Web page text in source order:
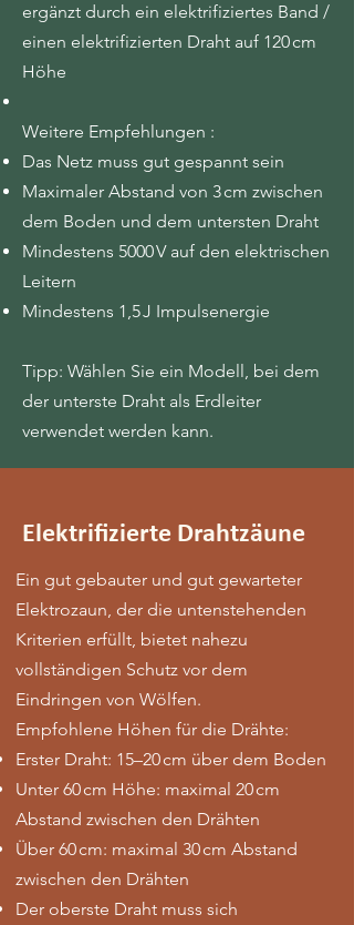
ergänzt durch ein elektrifiziertes Band /
einen elektrifizierten Draht auf 120 cm
Höhe
Weitere Empfehlungen :
Das Netz muss gut gespannt sein
Maximaler Abstand von 3 cm zwischen
dem Boden und dem untersten Draht
Mindestens 5000 V auf den elektrischen
Leitern
Mindestens 1,5 J Impulsenergie
Tipp: Wählen Sie ein Modell, bei dem
der unterste Draht als Erdleiter
verwendet werden kann.
Elektrifizierte Drahtzäune
Ein gut gebauter und gut gewarteter
Elektrozaun, der die untenstehenden
Kriterien erfüllt, bietet nahezu
vollständigen Schutz vor dem
Eindringen von Wölfen.
Empfohlene Höhen für die Drähte:
Erster Draht: 15–20 cm über dem Boden
Unter 60 cm Höhe: maximal 20 cm
Abstand zwischen den Drähten
Über 60 cm: maximal 30 cm Abstand
zwischen den Drähten
Der oberste Draht muss sich